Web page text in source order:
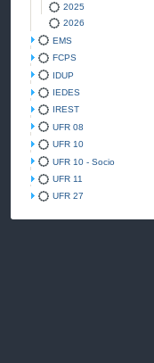
2025
2026
EMS
FCPS
IDUP
IEDES
IREST
UFR 08
UFR 10
UFR 10 - Socio
UFR 11
UFR 27